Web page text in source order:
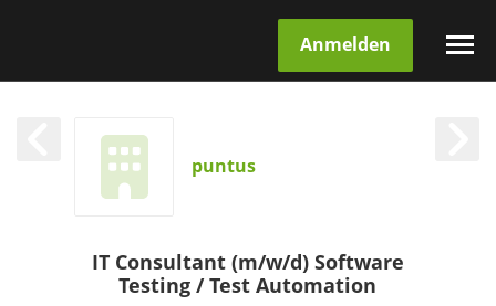
Anmelden
puntus
IT Consultant (m/w/d) Software
Testing / Test Automation